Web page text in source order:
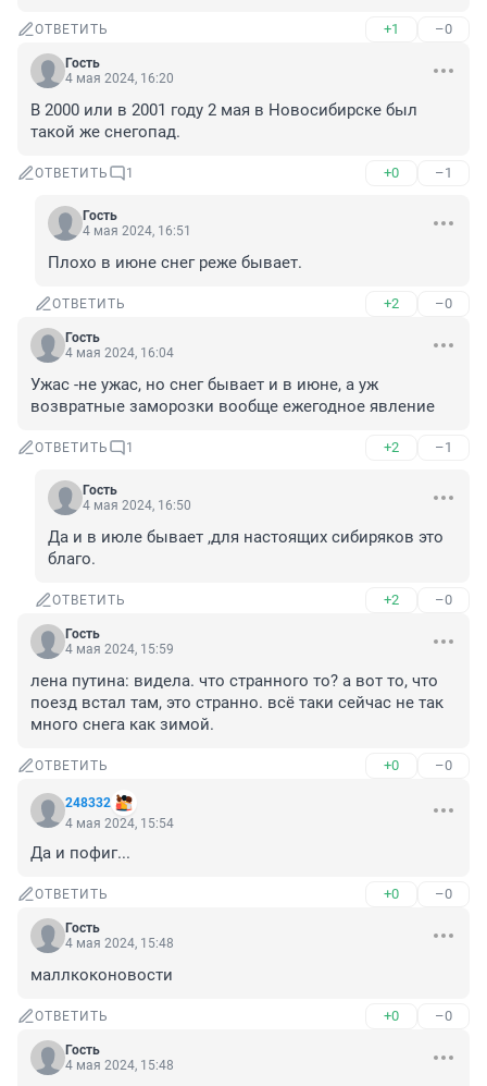
ОТВЕТИТЬ +1 –0
Гость
4 мая 2024, 16:20
В 2000 или в 2001 году 2 мая в Новосибирске был
такой же снегопад.
ОТВЕТИТЬ 1 +0 –1
Гость
4 мая 2024, 16:51
Плохо в июне снег реже бывает.
ОТВЕТИТЬ +2 –0
Гость
4 мая 2024, 16:04
Ужас -не ужас, но снег бывает и в июне, а уж
возвратные заморозки вообще ежегодное явление
ОТВЕТИТЬ 1 +2 –1
Гость
4 мая 2024, 16:50
Да и в июле бывает ,для настоящих сибиряков это
благо.
ОТВЕТИТЬ +2 –0
Гость
4 мая 2024, 15:59
лена путина: видела. что странного то? а вот то, что
поезд встал там, это странно. всё таки сейчас не так
много снега как зимой.
ОТВЕТИТЬ +0 –0
248332
4 мая 2024, 15:54
Да и пофиг...
ОТВЕТИТЬ +0 –0
Гость
4 мая 2024, 15:48
маллкоконовости
ОТВЕТИТЬ +0 –0
Гость
4 мая 2024, 15:48